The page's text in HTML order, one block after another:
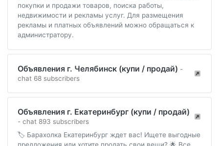
покупки и продажи товаров, поиска работы,
недвижимости и рекламы услуг. Для размещения
рекламы и платных объявлений можно обращаться к
администратору.
Объявления г. Челябинск (купи / продай) -
chat 68 subscribers
Объявления г. Екатеринбург (купи / продай)
- chat 893 subscribers
🏷️ Барахолка Екатеринбург ждет вас! Ищете выгодные